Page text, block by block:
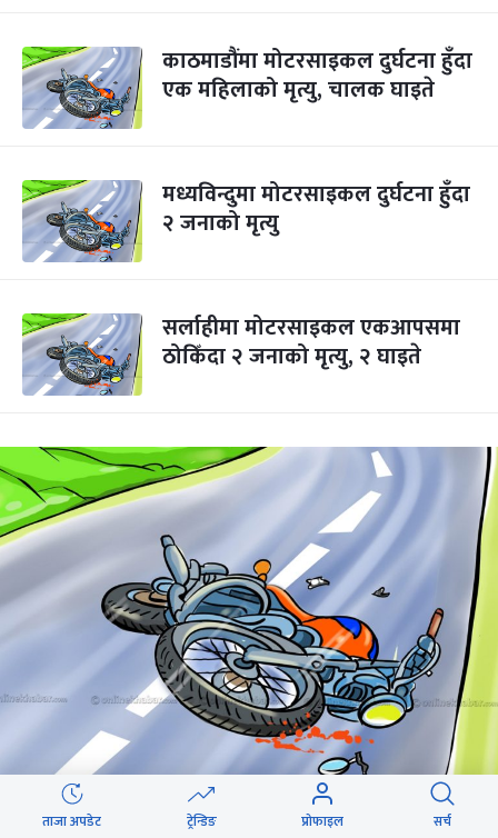
काठमाडौंमा मोटरसाइकल दुर्घटना हुँदा
एक महिलाको मृत्यु, चालक घाइते
मध्यविन्दुमा मोटरसाइकल दुर्घटना हुँदा
२ जनाको मृत्यु
सर्लाहीमा मोटरसाइकल एकआपसमा
ठोकिँदा २ जनाको मृत्यु, २ घाइते
मोटरसाइकल दुर्घटना हुँदा आमाको मृत्यु,
ताजा अपडेट ट्रेन्डिङ प्रोफाइल सर्च